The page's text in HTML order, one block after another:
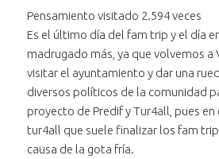
Pensamiento visitado 2.594 veces
Es el último día del fam trip y el día
madrugado más, ya que volvemos a
visitar el ayuntamiento y dar una
diversos políticos de la comunidad
proyecto de Predif y Tur4all, pues
tur4all que suele finalizar los fam
causa de la gota fría.